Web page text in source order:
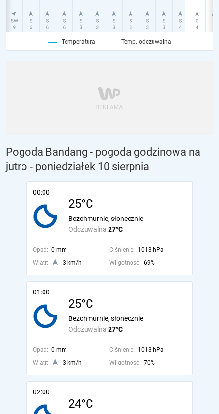
Temperatura Temp. odczuwalna
Pogoda Bandang - pogoda godzinowa na
jutro - poniedziałek 10 sierpnia
00:00
25°C
Odczuwalna 27°C
Bezchmurnie, słonecznie
Opad: 0 mm Ciśnienie: 1013 hPa
Wiatr:
3 km/h Wilgotność: 69%
01:00
25°C
Odczuwalna 27°C
Bezchmurnie, słonecznie
Opad: 0 mm Ciśnienie: 1013 hPa
Wiatr:
3 km/h Wilgotność: 70%
02:00
24°C